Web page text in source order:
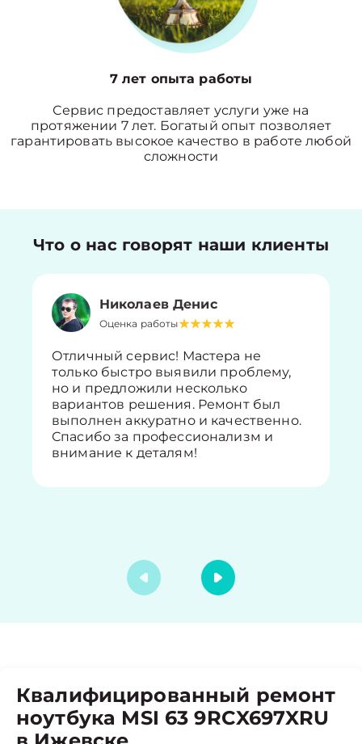
7 лет опыта работы
Сервис предоставляет услуги уже на
протяжении 7 лет. Богатый опыт позволяет
гарантировать высокое качество в работе любой
сложности
Что о нас говорят наши клиенты
Николаев Денис
Оценка работы
Отличный сервис! Мастера не
только быстро выявили проблему,
но и предложили несколько
вариантов решения. Ремонт был
выполнен аккуратно и качественно.
Спасибо за профессионализм и
внимание к деталям!
Квалифицированный ремонт
ноутбука MSI 63 9RCX697XRU